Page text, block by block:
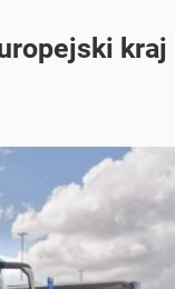
kraj